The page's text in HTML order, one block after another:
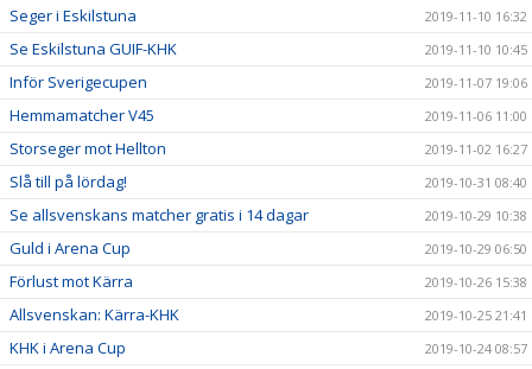
Seger i Eskilstuna 2019-11-10 16:32
Se Eskilstuna GUIF-KHK 2019-11-10 10:45
Inför Sverigecupen 2019-11-07 19:06
Hemmamatcher V45 2019-11-06 11:00
Storseger mot Hellton 2019-11-02 16:27
Slå till på lördag! 2019-10-31 08:40
Se allsvenskans matcher gratis i 14 dagar 2019-10-29 10:38
Guld i Arena Cup 2019-10-29 06:50
Förlust mot Kärra 2019-10-26 15:38
Allsvenskan: Kärra-KHK 2019-10-25 21:41
KHK i Arena Cup 2019-10-24 08:57